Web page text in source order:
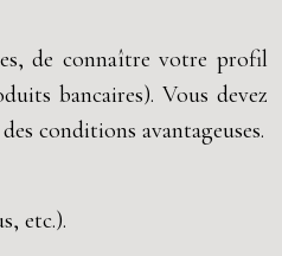
de connaître votre profil
bancaires). Vous devez
conditions avantageuses.
etc.).